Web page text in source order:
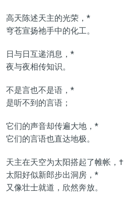
高天陈述天主的光荣，*
穹苍宣扬祂手中的化工。
日与日互递消息，*
夜与夜相传知识。
不是言也不是语，*
是听不到的言语；
它们的声音却传遍大地，*
它们的言语也直达地极。
天主在天空为太阳搭起了帷帐，†
太阳好似新郎步出洞房，*
又像壮士就道，欣然奔放。